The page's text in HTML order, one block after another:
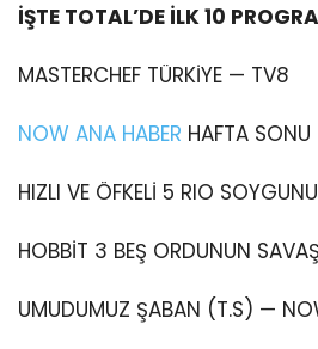
İŞTE TOTAL’DE İLK 10
MASTERCHEF TÜRKİYE — TV8
NOW ANA HABER HAFTA
HIZLI VE ÖFKELİ 5 RIO
HOBBİT 3 BEŞ ORDUNUN
UMUDUMUZ ŞABAN (T.S) —